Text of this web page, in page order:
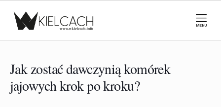
MENU
Jak zostać dawczynią komórek
jajowych krok po kroku?